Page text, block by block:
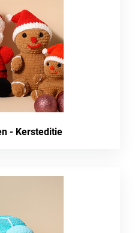
- Kersteditie